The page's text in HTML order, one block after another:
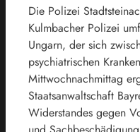
Die Polizei
Kulmbacher Polizei
Ungarn, der sich
psychiatrischen
Mittwochnachmittag
Staatsanwaltschaft
Widerstandes gegen